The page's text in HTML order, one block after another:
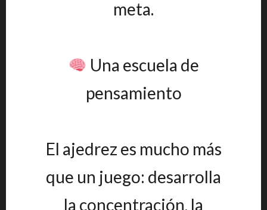
meta.
Una escuela de
pensamiento
El ajedrez es mucho más
que un juego: desarrolla
la concentración, la